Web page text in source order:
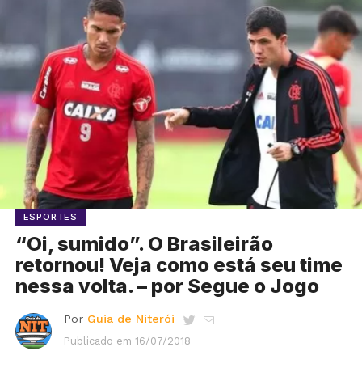
ESPORTES
“Oi, sumido”. O Brasileirão
retornou! Veja como está seu time
nessa volta. – por Segue o Jogo
Por Guia de Niterói
Publicado em 16/07/2018